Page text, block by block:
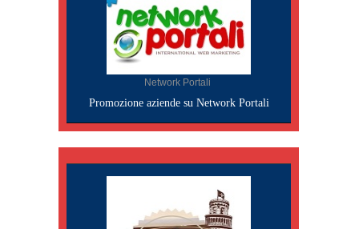
Network Portali
Promozione aziende su Network Portali